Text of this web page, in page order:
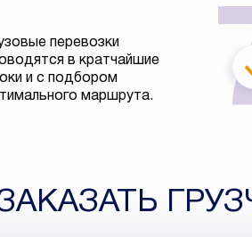
перевозки
в кратчайшие
и с подбором
маршрута.